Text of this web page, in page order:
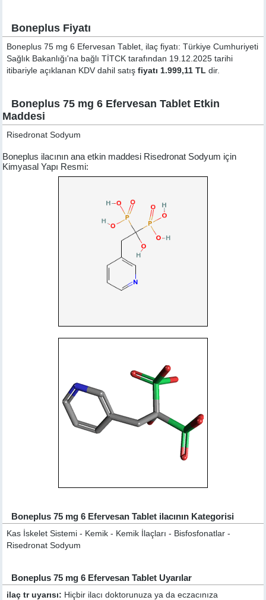
Boneplus Fiyatı
Boneplus 75 mg 6 Efervesan Tablet, ilaç fiyatı: Türkiye Cumhuriyeti
Sağlık Bakanlığı'na bağlı TİTCK tarafından 19.12.2025 tarihi
itibariyle açıklanan KDV dahil satışfiyatı 1.999,11 TL dir.
Boneplus 75 mg 6 Efervesan Tablet Etkin
Maddesi
Risedronat Sodyum
Boneplus ilacının ana etkin maddesi Risedronat Sodyum için
Kimyasal Yapı Resmi:
Boneplus 75 mg 6 Efervesan Tablet ilacının Kategorisi
Kas İskelet Sistemi - Kemik - Kemik İlaçları - Bisfosfonatlar -
Risedronat Sodyum
Boneplus 75 mg 6 Efervesan Tablet Uyarılar
ilaç tr uyarısı: Hiçbir ilacı doktorunuza ya da eczacınıza